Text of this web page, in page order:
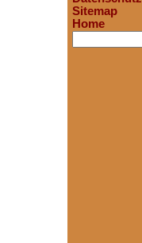
Sitemap
Home